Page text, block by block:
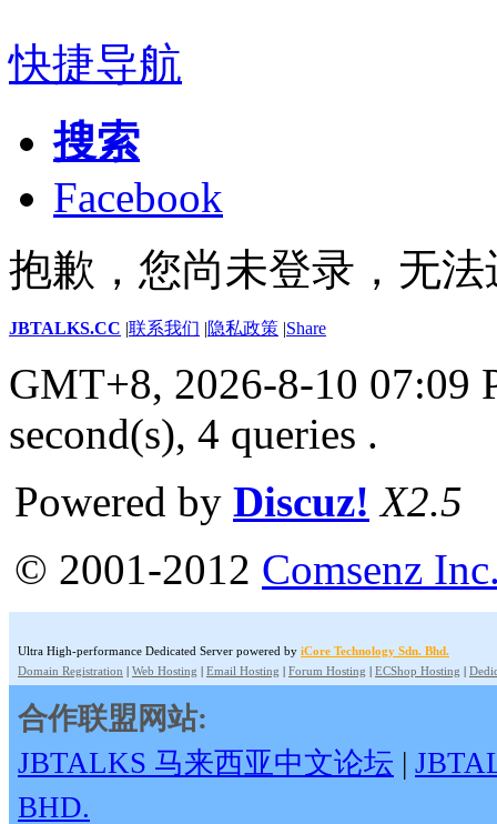
快捷导航
搜索
Facebook
抱歉，您尚未登录，无
JBTALKS.CC |联系我们 |隐私政策 |Share
GMT+8, 2026-8-10 07:09
second(s), 4 queries .
Powered by Discuz! X2.5
© 2001-2012 Comsenz
Ultra High-performance Dedicated Server powered by iCore Technology Sdn. Bhd.
Domain Registration | Web Hosting | Email Hosting | Forum Hosting | ECShop Hosting |
合作联盟网站:
JBTALKS 马来西亚中文论坛 |
BHD.